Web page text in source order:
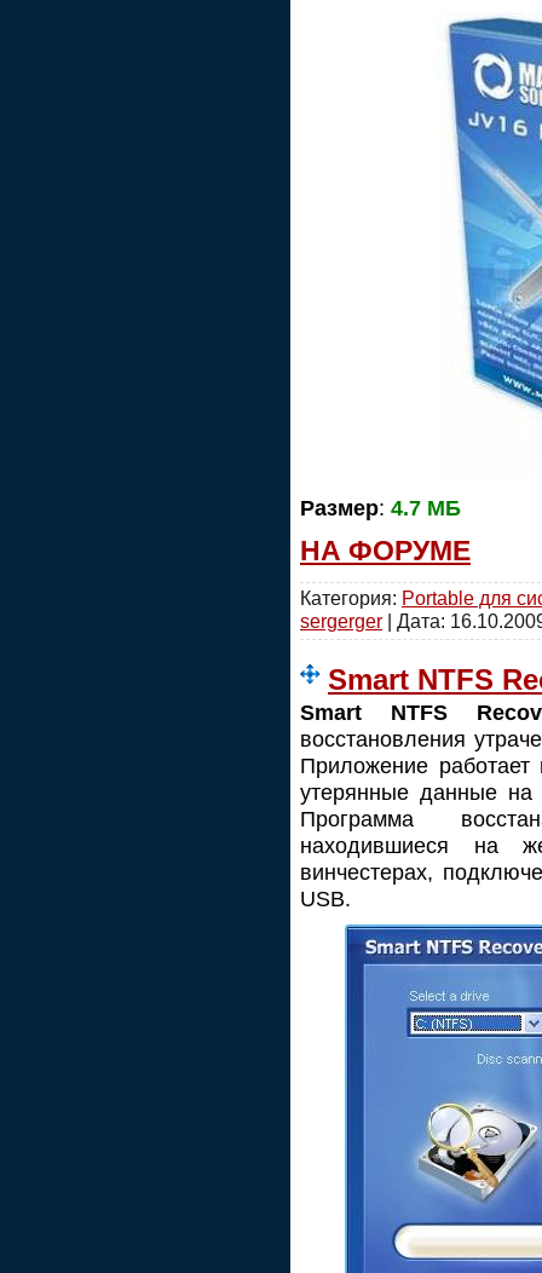
Размер: 4.7 МБ
НА ФОРУМЕ
Категория: Portable для
sergerger | Дата:
Smart NTFS
Smart NTFS
восстановления
Приложение работает
утерянные данные
Программа
находившиеся на
винчестерах,
USB.